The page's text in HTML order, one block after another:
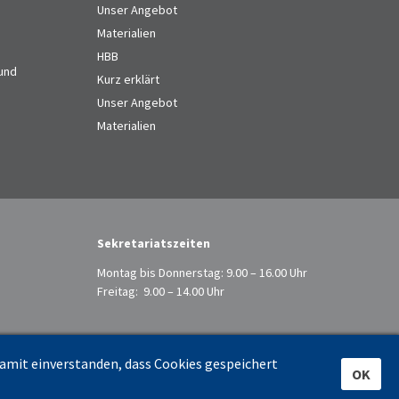
Unser Angebot
Materialien
HBB
Kurz erklärt
Unser Angebot
Materialien
Sekretariatszeiten
Montag bis Donnerstag: 9.00 – 16.00 Uhr
Freitag: 9.00 – 14.00 Uhr
einverstanden, dass Cookies gespeichert
OK